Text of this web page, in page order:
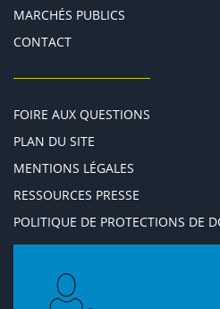
MARCHÉS PUBLICS
CONTACT
FOIRE AUX QUESTIONS
PLAN DU SITE
MENTIONS LÉGALES
RESSOURCES PRESSE
POLITIQUE DE PROTECTIONS DE